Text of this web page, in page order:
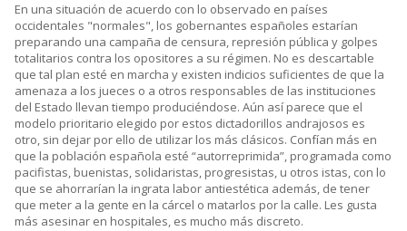
En una situación de acuerdo con lo observado en países
occidentales "normales", los gobernantes españoles estarían
preparando una campaña de censura, represión pública y golpes
totalitarios contra los opositores a su régimen. No es descartable
que tal plan esté en marcha y existen indicios suficientes de que la
amenaza a los jueces o a otros responsables de las instituciones
del Estado llevan tiempo produciéndose. Aún así parece que el
modelo prioritario elegido por estos dictadorillos andrajosos es
otro, sin dejar por ello de utilizar los más clásicos. Confían más en
que la población española esté “autorreprimida”, programada como
pacifistas, buenistas, solidaristas, progresistas, u otros istas, con lo
que se ahorrarían la ingrata labor antiestética además, de tener
que meter a la gente en la cárcel o matarlos por la calle. Les gusta
más asesinar en hospitales, es mucho más discreto.